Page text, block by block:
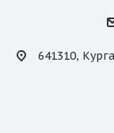
641310,